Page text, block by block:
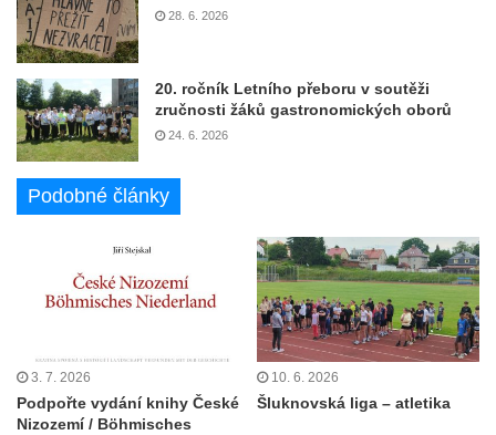
28. 6. 2026
20. ročník Letního přeboru v soutěži
zručnosti žáků gastronomických oborů
24. 6. 2026
Podobné články
3. 7. 2026
Podpořte vydání knihy České
Nizozemí / Böhmisches
10. 6. 2026
Šluknovská liga – atletika